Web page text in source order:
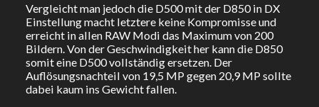
Vergleicht man jedoch die D500 mit der D850 in DX
Einstellung macht letztere keine Kompromisse und
erreicht in allen RAW Modi das Maximum von 200
Bildern. Von der Geschwindigkeit her kann die D850
somit eine D500 vollständig ersetzen. Der
Auflösungsnachteil von 19,5 MP gegen 20,9 MP sollte
dabei kaum ins Gewicht fallen.